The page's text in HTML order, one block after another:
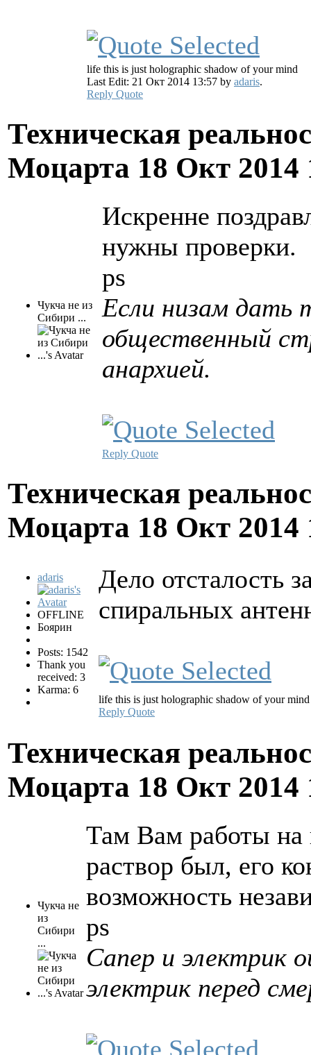
life this is just holographic shadow of your mind
Last Edit: 21 Окт 2014 13:57 by adaris.
Reply Quote
Техническая
Моцарта 18 Окт
Чукча не из
Сибири ...
Искренне
нужны проверки.
ps
Если низам дать
общественный
анархией.
Reply Quote
Техническая
Моцарта 18 Окт
adaris
OFFLINE
Боярин
Posts: 1542
Thank you
received: 3
Karma: 6
Дело отсталость
спиральных
life this is just holographic shadow of your mind
Reply Quote
Техническая
Моцарта 18 Окт
Чукча не
из
Сибири
...
Там Вам работы на
раствор был, его
возможность
ps
Сапер и электрик
электрик перед